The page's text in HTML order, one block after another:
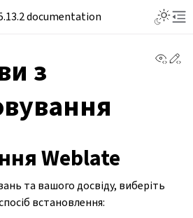
documentation
з
Weblate
та вашого досвіду, виберіть
встановлення: